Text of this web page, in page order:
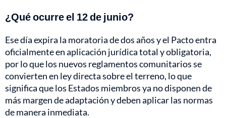
¿Qué ocurre el 12 de junio?
Ese día expira la moratoria de dos años y el Pacto entra
oficialmente en aplicación jurídica total y obligatoria,
por lo que los nuevos reglamentos comunitarios se
convierten en ley directa sobre el terreno, lo que
significa que los Estados miembros ya no disponen de
más margen de adaptación y deben aplicar las normas
de manera inmediata.